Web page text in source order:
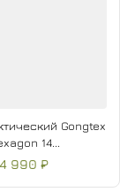
Gongtex
14...
4 990 ₽